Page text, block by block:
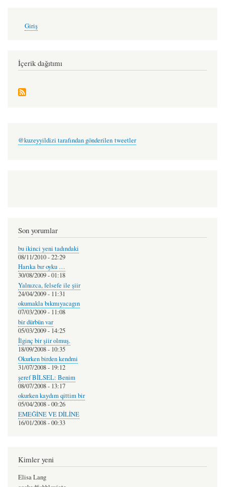
dinçer
account
Giriş
İçerik dağıtımı
@kuzeyyildizi tarafından gönderilen tweetler
Son yorumlar
bu ikinci yeni tadındaki
08/11/2010 - 22:29
Harıka bır oyku …
30/08/2009 - 01:18
Yalnızca, felsefe ile şiir
24/04/2009 - 11:31
okumakla bıkmıyacagın
07/03/2009 - 11:08
bir dürbün var
05/03/2009 - 14:25
İlginç bir şiir olmuş.
18/09/2008 - 10:35
Okurken birden kendmi
31/07/2008 - 19:12
şeref BİLSEL: Benim
08/07/2008 - 13:17
okurken kaydım qittim bir
05/04/2008 - 00:26
EMEĞİNE VE DİLİNE
16/01/2008 - 00:33
Kimler yeni
Elisa Lang